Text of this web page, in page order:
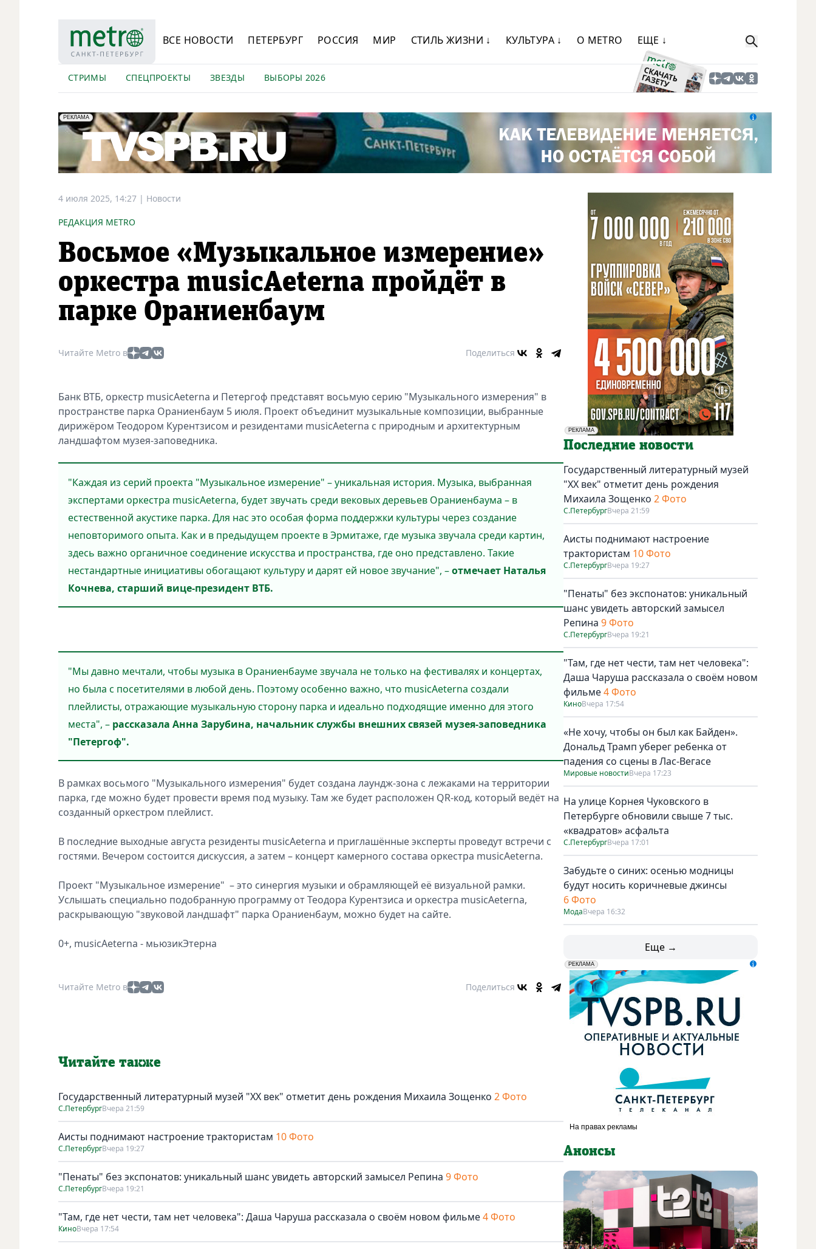
ВСЕ НОВОСТИ ПЕТЕРБУРГ РОССИЯ МИР СТИЛЬ ЖИЗНИ ↓ КУЛЬТУРА ↓ О METRO ЕЩЕ ↓
СТРИМЫ СПЕЦПРОЕКТЫ ЗВЕЗДЫ ВЫБОРЫ 2026
erid: LdtCK5Efv
РЕКЛАМА
АО "ГАТР", ИНН: 7841320717
4 июля 2025, 14:27 | Новости
РЕДАКЦИЯ METRO
Восьмое «Музыкальное измерение»
оркестра musicAeterna пройдёт в
парке Ораниенбаум
Читайте Metro в Поделиться
Банк ВТБ, оркестр musicAeterna и Петергоф представят восьмую серию "Музыкального измерения" в
пространстве парка Ораниенбаум 5 июля. Проект объединит музыкальные композиции, выбранные
дирижёром Теодором Курентзисом и резидентами musicAeterna с природным и архитектурным
ландшафтом музея-заповедника.
"Каждая из серий проекта "Музыкальное измерение" – уникальная история. Музыка, выбранная
экспертами оркестра musicAeterna, будет звучать среди вековых деревьев Ораниенбаума – в
естественной акустике парка. Для нас это особая форма поддержки культуры через создание
неповторимого опыта. Как и в предыдущем проекте в Эрмитаже, где музыка звучала среди картин,
здесь важно органичное соединение искусства и пространства, где оно представлено. Такие
нестандартные инициативы обогащают культуру и дарят ей новое звучание", –отмечает Наталья
Кочнева, старший вице-президент ВТБ.
"Мы давно мечтали, чтобы музыка в Ораниенбауме звучала не только на фестивалях и концертах,
но была с посетителями в любой день. Поэтому особенно важно, что musicAeterna создали
плейлисты, отражающие музыкальную сторону парка и идеально подходящие именно для этого
места", – рассказала Анна Зарубина, начальник службы внешних связей музея-заповедника
"Петергоф".
В рамках восьмого "Музыкального измерения" будет создана лаундж-зона с лежаками на территории
парка, где можно будет провести время под музыку. Там же будет расположен QR-код, который ведёт на
созданный оркестром плейлист.
В последние выходные августа резиденты musicAeterna и приглашённые эксперты проведут встречи с
гостями. Вечером состоится дискуссия, а затем – концерт камерного состава оркестра musicAeterna.
Проект "Музыкальное измерение" – это синергия музыки и обрамляющей её визуальной рамки.
Услышать специально подобранную программу от Теодора Курентзиса и оркестра musicAeterna,
раскрывающую "звуковой ландшафт" парка Ораниенбаум, можно будет на сайте.
0+, musicAeterna - мьюзикЭтерна
Читайте Metro в Поделиться
Читайте также
Государственный литературный музей "ХХ век" отметит день рождения Михаила Зощенко 2 Фото
С.ПетербургВчера 21:59
Аисты поднимают настроение трактористам 10 Фото
С.ПетербургВчера 19:27
"Пенаты" без экспонатов: уникальный шанс увидеть авторский замысел Репина 9 Фото
С.ПетербургВчера 19:21
"Там, где нет чести, там нет человека": Даша Чаруша рассказала о своём новом фильме4 Фото
КиноВчера 17:54
РЕКЛАМА
Социальная реклама
Последние новости
Государственный литературный музей
"ХХ век" отметит день рождения
Михаила Зощенко 2 Фото
С.ПетербургВчера 21:59
Аисты поднимают настроение
трактористам 10 Фото
С.ПетербургВчера 19:27
"Пенаты" без экспонатов: уникальный
шанс увидеть авторский замысел
Репина 9 Фото
С.ПетербургВчера 19:21
"Там, где нет чести, там нет человека":
Даша Чаруша рассказала о своём новом
фильме4 Фото
КиноВчера 17:54
«Не хочу, чтобы он был как Байден».
Дональд Трамп уберег ребенка от
падения со сцены в Лас-Вегасе
Мировые новостиВчера 17:23
На улице Корнея Чуковского в
Петербурге обновили свыше 7 тыс.
«квадратов» асфальта
С.ПетербургВчера 17:01
Забудьте о синих: осенью модницы
будут носить коричневые джинсы
6 Фото
МодаВчера 16:32
Еще →
erid: LdtCK5udn
РЕКЛАМА
АО "ГАТР", ИНН: 7841320717
Анонсы